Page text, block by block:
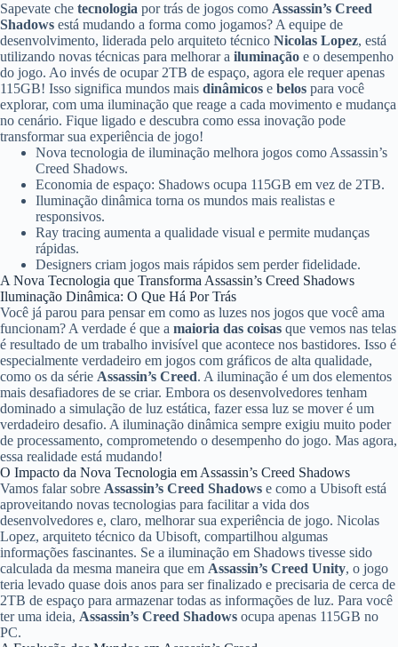
Sapevate che tecnologia por trás de jogos como Assassin’s Creed
Shadows está mudando a forma como jogamos? A equipe de
desenvolvimento, liderada pelo arquiteto técnico Nicolas Lopez, está
utilizando novas técnicas para melhorar a iluminação e o desempenho
do jogo. Ao invés de ocupar 2TB de espaço, agora ele requer apenas
115GB! Isso significa mundos mais dinâmicos e belos para você
explorar, com uma iluminação que reage a cada movimento e mudança
no cenário. Fique ligado e descubra como essa inovação pode
transformar sua experiência de jogo!
Nova tecnologia de iluminação melhora jogos como Assassin’s
Creed Shadows.
Economia de espaço: Shadows ocupa 115GB em vez de 2TB.
Iluminação dinâmica torna os mundos mais realistas e
responsivos.
Ray tracing aumenta a qualidade visual e permite mudanças
rápidas.
Designers criam jogos mais rápidos sem perder fidelidade.
A Nova Tecnologia que Transforma Assassin’s Creed Shadows
Iluminação Dinâmica: O Que Há Por Trás
Você já parou para pensar em como as luzes nos jogos que você ama
funcionam? A verdade é que a maioria das coisas que vemos nas telas
é resultado de um trabalho invisível que acontece nos bastidores. Isso é
especialmente verdadeiro em jogos com gráficos de alta qualidade,
como os da série Assassin’s Creed. A iluminação é um dos elementos
mais desafiadores de se criar. Embora os desenvolvedores tenham
dominado a simulação de luz estática, fazer essa luz se mover é um
verdadeiro desafio. A iluminação dinâmica sempre exigiu muito poder
de processamento, comprometendo o desempenho do jogo. Mas agora,
essa realidade está mudando!
O Impacto da Nova Tecnologia em Assassin’s Creed Shadows
Vamos falar sobre Assassin’s Creed Shadows e como a Ubisoft está
aproveitando novas tecnologias para facilitar a vida dos
desenvolvedores e, claro, melhorar sua experiência de jogo. Nicolas
Lopez, arquiteto técnico da Ubisoft, compartilhou algumas
informações fascinantes. Se a iluminação em Shadows tivesse sido
calculada da mesma maneira que em Assassin’s Creed Unity, o jogo
teria levado quase dois anos para ser finalizado e precisaria de cerca de
2TB de espaço para armazenar todas as informações de luz. Para você
ter uma ideia, Assassin’s Creed Shadows ocupa apenas 115GB no
PC.